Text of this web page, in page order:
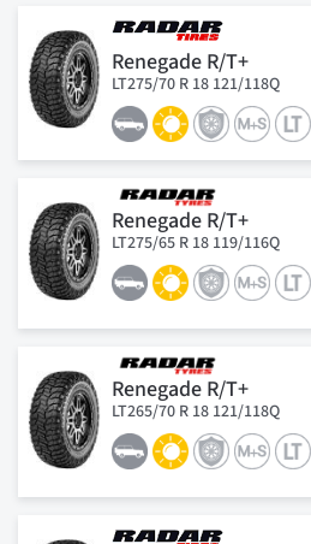
Renegade R/T+
LT275/70 R 18 121/118Q
Renegade R/T+
LT275/65 R 18 119/116Q
Renegade R/T+
LT265/70 R 18 121/118Q